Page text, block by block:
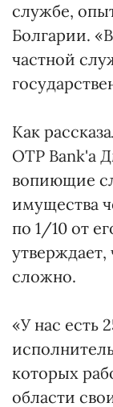
службе,
Болгарии.
частной
Как
OTP Bank'а
вопиющие
имущества
по 1/10 от
утверждает,
сложно.
«У нас есть
которых
области